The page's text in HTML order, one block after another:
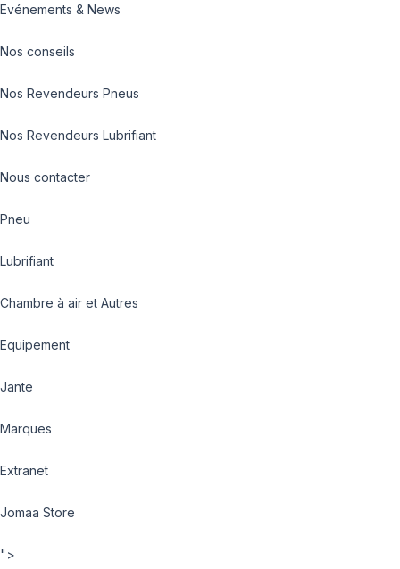
Evénements & News
Nos conseils
Nos Revendeurs Pneus
Nos Revendeurs Lubrifiant
Nous contacter
Pneu
Lubrifiant
Chambre à air et Autres
Equipement
Jante
Marques
Extranet
Jomaa Store
">